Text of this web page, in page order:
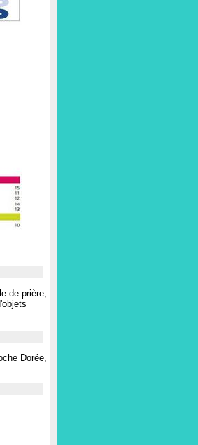
de prière,
Dorée,